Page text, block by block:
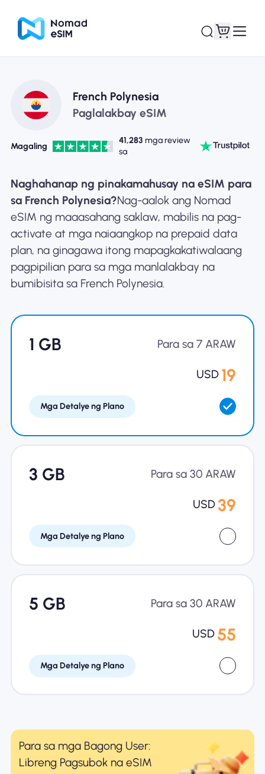
Mag-log In / Mag-
sign Up
Mga Plano sa Tindahan
Tungkol sa eSIM
Bakit Nomad ESIM
Gamit ang isang ESIM
Para sa Negosyo
French Polynesia
Paglalakbay eSIM
Magaling
41,283 mga review
sa
Naghahanap ng pinakamahusay na eSIM para
sa French Polynesia?Nag-aalok ang Nomad
eSIM ng maaasahang saklaw, mabilis na pag-
activate at mga naiaangkop na prepaid data
plan, na ginagawa itong mapagkakatiwalaang
pagpipilian para sa mga manlalakbay na
bumibisita sa French Polynesia.
1 GB Para sa 7 ARAW
USD 19
Mga Detalye ng Plano
3 GB Para sa 30 ARAW
USD 39
Mga Detalye ng Plano
5 GB Para sa 30 ARAW
USD 55
Mga Detalye ng Plano
Para sa mga Bagong User:
Libreng Pagsubok na eSIM